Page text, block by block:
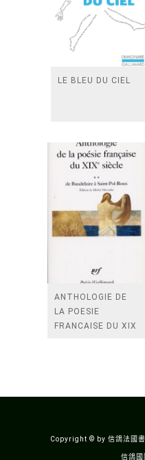
LE BLEU DU CIEL
ANTHOLOGIE DE
LA POESIE
FRANCAISE DU XIX
Copyright © by 信鴿法國
信鴿